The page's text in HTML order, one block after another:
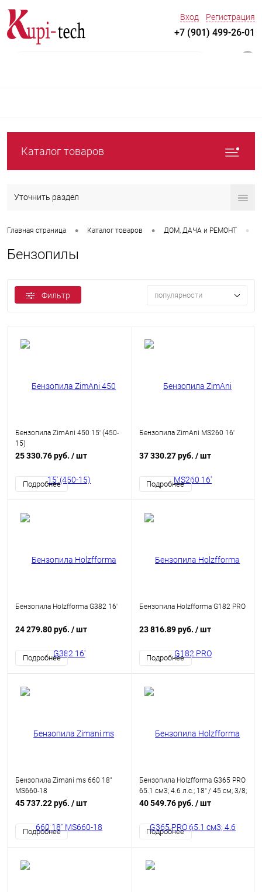
Вход Регистрация
+7 (901) 499-26-01
Каталог товаров
Уточнить раздел
Главная страница • Каталог товаров • ДOM, ДАЧА и РЕМОНТ •
Бензопилы
Фильтр популярности
Бензопила ZimAni 450 15' (450-
15)
25 330.76 руб. / шт
Подробнее
Бензопила ZimAni MS260 16'
37 330.27 руб. / шт
Подробнее
Бензопила Holzfforma G382 16'
24 279.80 руб. / шт
Подробнее
Бензопила Holzfforma G182 PRO
23 816.89 руб. / шт
Подробнее
Бензопила Zimani ms 660 18"
MS660-18
45 737.22 руб. / шт
Подробнее
Бензопила Holzfforma G365 PRO
65.1 см3; 4.6 л.с.; 18" / 45 см; 3/8;
1.5; 68 зв.; 6.00 кг
40 549.76 руб. / шт
Подробнее